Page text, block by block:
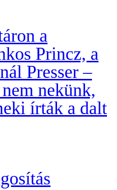
a
Princz, a
Presser –
nekünk,
írták a dalt